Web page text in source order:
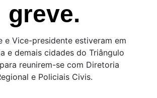
greve.
e Vice-presidente estiveram em
e demais cidades do Triângulo
reunirem-se com Diretoria
e Policiais Civis.